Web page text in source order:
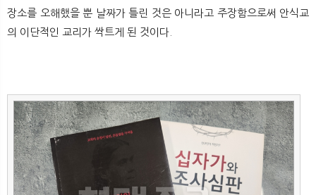
장소를 오해했을 뿐 날짜가 틀린 것은 아니라고 주장함으로써 안식교
의 이단적인 교리가 싹트게 된 것이다.